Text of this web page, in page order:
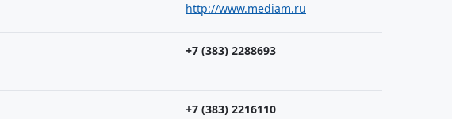
http://www.mediam.ru
+7 (383) 2288693
+7 (383) 2216110